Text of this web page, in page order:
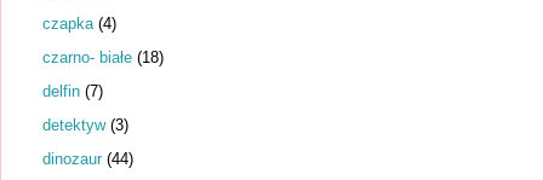
czapka (4)
czarno- białe (18)
delfin (7)
detektyw (3)
dinozaur (44)